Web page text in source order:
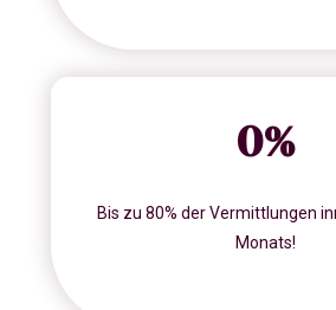
0%
Bis zu 80% der Vermittlungen
Monats!